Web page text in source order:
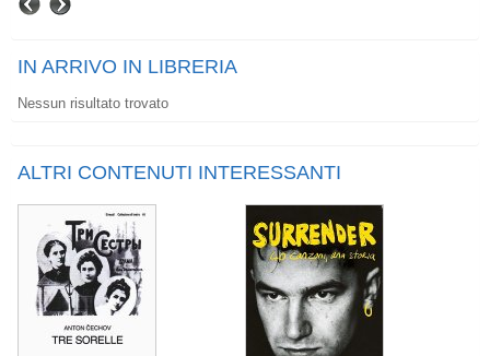
IN ARRIVO IN LIBRERIA
Nessun risultato trovato
ALTRI CONTENUTI INTERESSANTI